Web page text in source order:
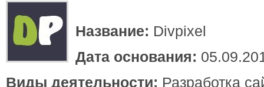
Название: Divpixel
Дата основания:
Виды деятельности: Разработка